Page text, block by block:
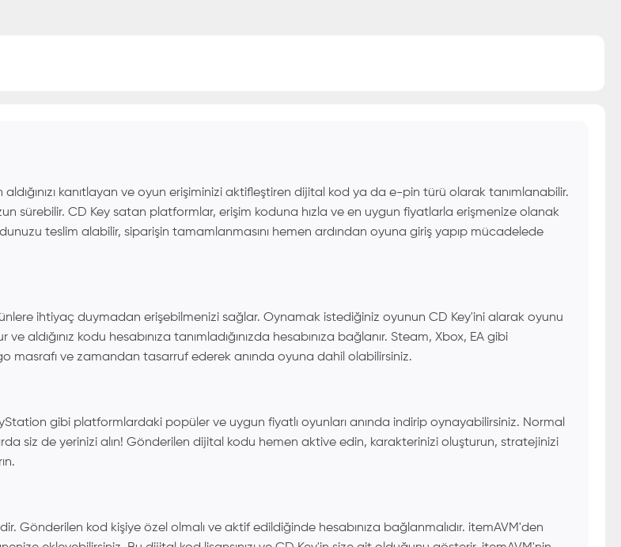
kanıtlayan ve oyun erişiminizi aktifleştiren dijital kod ya da e-pin türü olarak tanımlanabilir.
sürebilir. CD Key satan platformlar, erişim koduna hızla ve en uygun fiyatlarla erişmenize olanak
teslim alabilir, siparişin tamamlanmasını hemen ardından oyuna giriş yapıp mücadelede
ihtiyaç duymadan erişebilmenizi sağlar. Oynamak istediğiniz oyunun CD Key'ini alarak oyunu
kodu hesabınıza tanımladığınızda hesabınıza bağlanır. Steam, Xbox, EA gibi
masrafı ve zamandan tasarruf ederek anında oyuna dahil olabilirsiniz.
gibi platformlardaki popüler ve uygun fiyatlı oyunları anında indirip oynayabilirsiniz. Normal
siz de yerinizi alın! Gönderilen dijital kodu hemen aktive edin, karakterinizi oluşturun, stratejinizi
Gönderilen kod kişiye özel olmalı ve aktif edildiğinde hesabınıza bağlanmalıdır. itemAVM'den